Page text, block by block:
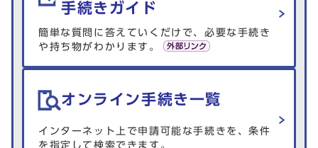
手続きガイド
簡単な質問に答えていくだけで、必要な手続き
や持ち物がわかります。
オンライン手続き一覧
インターネット上で申請可能な手続きを、条件
を指定して検索できます。